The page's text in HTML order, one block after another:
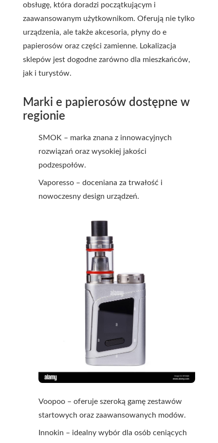
obsługę, która doradzi początkującym i
zaawansowanym użytkownikom. Oferują nie tylko
urządzenia, ale także akcesoria, płyny do e
papierosów oraz części zamienne. Lokalizacja
sklepów jest dogodne zarówno dla mieszkańców,
jak i turystów.
Marki e papierosów dostępne w
regionie
SMOK – marka znana z innowacyjnych
rozwiązań oraz wysokiej jakości
podzespołów.
Vaporesso – doceniana za trwałość i
nowoczesny design urządzeń.
Voopoo – oferuje szeroką gamę zestawów
startowych oraz zaawansowanych modów.
Innokin – idealny wybór dla osób ceniących